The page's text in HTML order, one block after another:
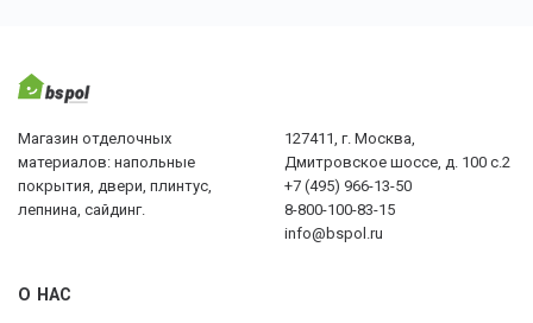
Магазин отделочных
материалов: напольные
покрытия, двери, плинтус,
лепнина, сайдинг.
127411, г. Москва,
Дмитровское шоссе, д. 100 с.2
+7 (495) 966-13-50
8-800-100-83-15
info@bspol.ru
О НАС